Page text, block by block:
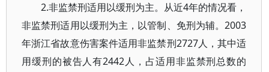
2.非监禁刑适用以缓刑为主。从近4年的情况看，
非监禁刑适用以缓刑为主，以管制、免刑为辅。2003
年浙江省故意伤害案件适用非监禁刑2727人，其中适
用缓刑的被告人有2442人，占适用非监禁刑总数的